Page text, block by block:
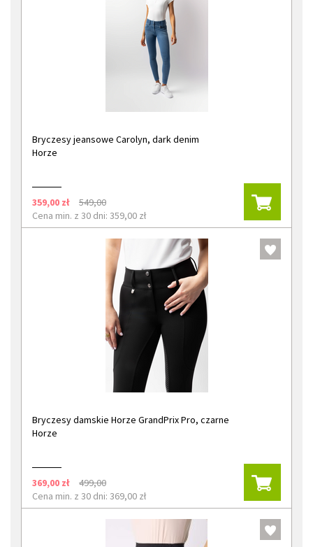
Bryczesy jeansowe Carolyn, dark denim
Horze
359,00 zł
549,00
Cena min. z 30 dni: 359,00 zł
Bryczesy damskie Horze GrandPrix Pro, czarne
Horze
369,00 zł
499,00
Cena min. z 30 dni: 369,00 zł